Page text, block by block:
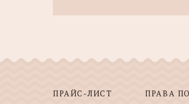
ПРАЙС-ЛИСТ ПРАВА